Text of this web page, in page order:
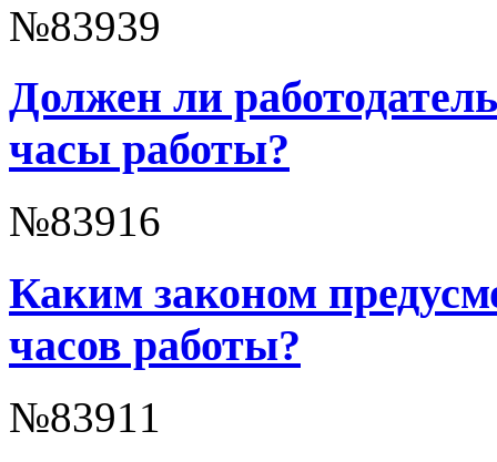
№83939
Должен ли
часы работы?
№83916
Каким законом
часов работы?
№83911